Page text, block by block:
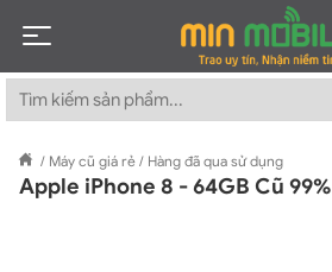
/ Máy cũ giá rẻ / Hàng đã qua sử dụng
Apple iPhone 8 - 64GB Cũ 99%